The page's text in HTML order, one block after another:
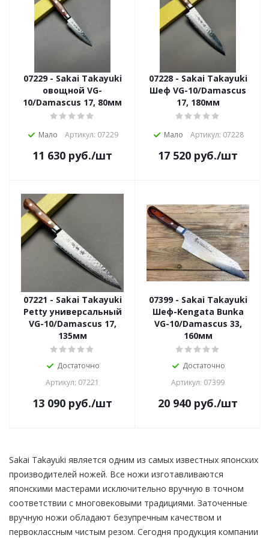
07229 - Sakai Takayuki
овощной VG-
10/Damascus 17, 80мм
Мало Артикул: 07229
11 630 руб./шт
07228 - Sakai Takayuki
Шеф VG-10/Damascus
17, 180мм
Мало Артикул: 07228
17 520 руб./шт
07221 - Sakai Takayuki
Petty универсальный
VG-10/Damascus 17,
135мм
Достаточно
Артикул: 07221
13 090 руб./шт
07399 - Sakai Takayuki
Шеф-Kengata Bunka
VG-10/Damascus 33,
160мм
Достаточно
Артикул: 07399
20 940 руб./шт
Sakai Takayuki является одним из самых известных японских
производителей ножей. Все ножи изготавливаются
японскими мастерами исключительно вручную в точном
соответствии с многовековыми традициями. Заточенные
вручную ножи обладают безупречным качеством и
первоклассным чистым резом. Сегодня продукция компании